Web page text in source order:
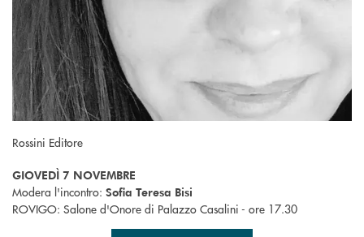
Rossini Editore
GIOVEDÌ 7 NOVEMBRE
Modera l'incontro: Sofia Teresa Bisi
ROVIGO: Salone d'Onore di Palazzo Casalini - ore 17.30